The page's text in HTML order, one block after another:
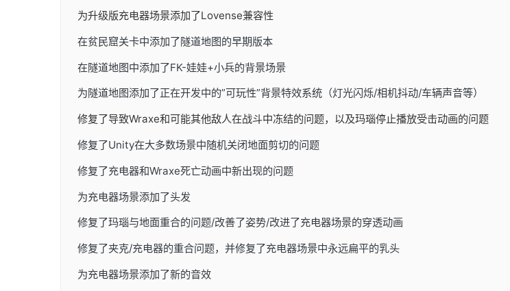
为升级版充电器场景添加了Lovense兼容性
在贫民窟关卡中添加了隧道地图的早期版本
在隧道地图中添加了FK-娃娃+小兵的背景场景
为隧道地图添加了正在开发中的”可玩性”背景特效系统（灯光闪烁/相机抖动/车辆声音等）
修复了导致Wraxe和可能其他敌人在战斗中冻结的问题，以及玛瑙停止播放受击动画的问题
修复了Unity在大多数场景中随机关闭地面剪切的问题
修复了充电器和Wraxe死亡动画中新出现的问题
为充电器场景添加了头发
修复了玛瑙与地面重合的问题/改善了姿势/改进了充电器场景的穿透动画
修复了夹克/充电器的重合问题，并修复了充电器场景中永远扁平的乳头
为充电器场景添加了新的音效